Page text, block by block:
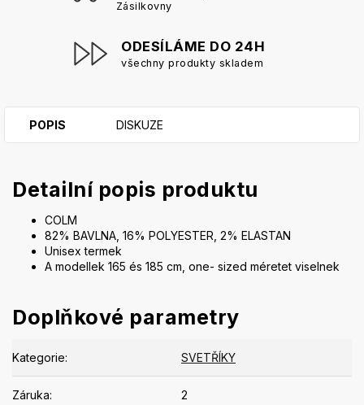
Zásilkovny
ODESÍLÁME DO 24H
všechny produkty skladem
POPIS DISKUZE
Detailní popis produktu
COLM
82% BAVLNA, 16% POLYESTER, 2% ELASTAN
Unisex termek
A modellek 165 és 185 cm, one- sized méretet viselnek
Doplňkové parametry
Kategorie: SVETŘÍKY
Záruka: 2